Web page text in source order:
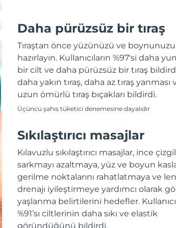
Daha pürüzsüz bir tıraş
Tıraştan önce yüzünüzü ve boynunuzu
hazırlayın. Kullanıcıların %97'si daha
bir cilt ve daha pürüzsüz bir tıraş
daha yakın tıraş, daha az tıraş yanması
uzun ömürlü tıraş bıçakları bildirdi.
Üçüncü şahıs tüketici denemesine dayalıdır
Sıkılaştırıcı masajlar
Kılavuzlu sıkılaştırıcı masajlar, ince
sarkmayı azaltmaya, yüz ve boyun
gerilme noktalarını rahatlatmaya ve
drenajı iyileştirmeye yardımcı olarak
yaşlanma belirtilerini hedefler.
%91’sı ciltlerinin daha sıkı ve elastik
göründüğünü bildirdi.